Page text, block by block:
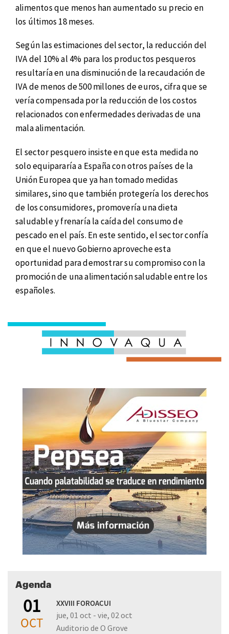
alimentos que menos han aumentado su precio en
los últimos 18 meses.
Según las estimaciones del sector, la reducción del
IVA del 10% al 4% para los productos pesqueros
resultaría en una disminución de la recaudación de
IVA de menos de 500 millones de euros, cifra que se
vería compensada por la reducción de los costos
relacionados con enfermedades derivadas de una
mala alimentación.
El sector pesquero insiste en que esta medida no
solo equipararía a España con otros países de la
Unión Europea que ya han tomado medidas
similares, sino que también protegería los derechos
de los consumidores, promovería una dieta
saludable y frenaría la caída del consumo de
pescado en el país. En este sentido, el sector confía
en que el nuevo Gobierno aproveche esta
oportunidad para demostrar su compromiso con la
promoción de una alimentación saludable entre los
españoles.
Agenda
01
OCT
XXVIII FOROACUI
jue, 01 oct - vie, 02 oct
Auditorio de O Grove